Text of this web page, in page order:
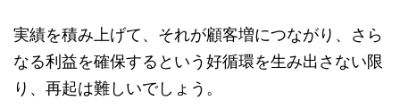
実績を積み上げて、それが顧客増につながり、さら
なる利益を確保するという好循環を生み出さない限
り、再起は難しいでしょう。